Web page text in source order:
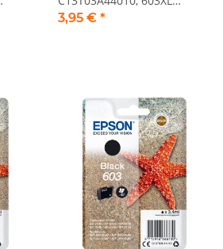
Tintenpatrone gelb
3,95 € *